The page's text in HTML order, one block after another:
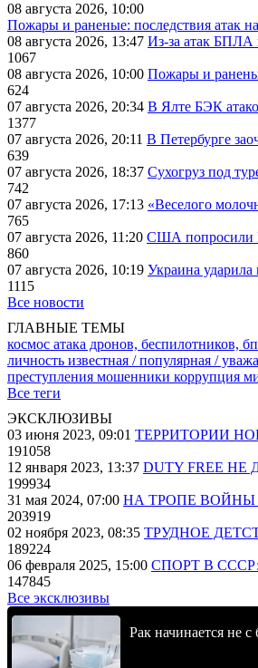
08 августа 2026, 10:00
Пожары и раненые: последствия атак
08 августа 2026, 13:47 Из-за атак БПЛА
1067
08 августа 2026, 10:00 Пожары и
624
07 августа 2026, 20:34 В Ялте БЭК
1377
07 августа 2026, 20:11 В Петербурге
639
07 августа 2026, 18:37 Сухогруз под
742
07 августа 2026, 17:13 «Веселого
765
07 августа 2026, 11:20 США попросили
860
07 августа 2026, 10:19 Украина ударила
1115
Все новости
ГЛАВНЫЕ ТЕМЫ
космос атака дронов, беспилотников,
личность известная / популярная /
преступления мошенники коррупция
Все теги
ЭКСКЛЮЗИВЫ
03 июня 2023, 09:01 ТЕРРИТОРИИ
191058
12 января 2023, 13:37 DUTY FREE
199934
31 мая 2024, 07:00 НА ТРОПЕ
203919
02 ноября 2023, 08:35 ТРУДНОЕ
189224
06 февраля 2025, 15:00 СПОРТ В
147845
Все эксклюзивы
Рак начинается не